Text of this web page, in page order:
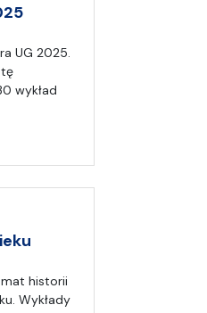
UG 2025.
wykład
historii
Wykłady